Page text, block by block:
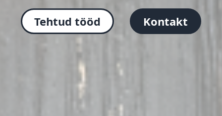
Tehtud tööd Kontakt